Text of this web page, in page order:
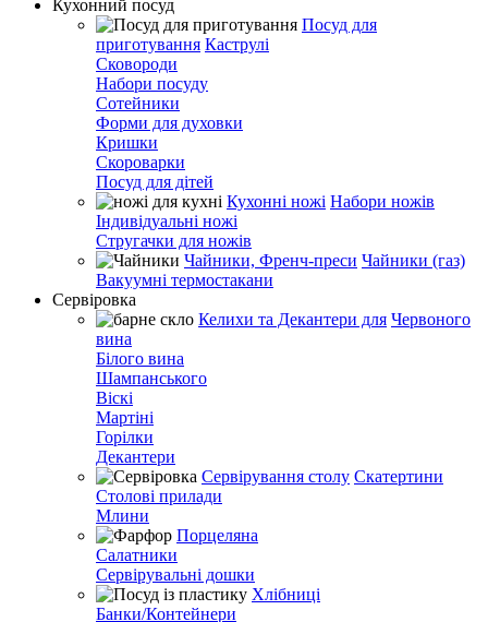
Кухонний посуд
Посуд для
приготування Каструлі
Сковороди
Набори посуду
Сотейники
Форми для духовки
Кришки
Скороварки
Посуд для дітей
Кухонні ножі Набори ножів
Індивідуальні ножі
Стругачки для ножів
Чайники, Френч-преси Чайники (газ)
Вакуумні термостакани
Сервіровка
Келихи та Декантери для Червоного
вина
Білого вина
Шампанського
Віскі
Мартіні
Горілки
Декантери
Сервірування столу Скатертини
Столові прилади
Млини
Порцеляна
Салатники
Сервірувальні дошки
Хлібниці
Банки/Контейнери